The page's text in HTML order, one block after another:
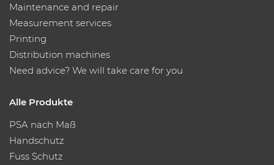
Maintenance and repair
Measurement services
Printing
Distribution machines
Need advice? We will take care for you
Alle Produkte
PSA nach Maß
Handschutz
Fuss Schutz